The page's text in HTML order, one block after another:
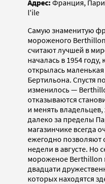
Адрес: Франция,
l'ile
Самую знаменитую
мороженого
считают лучшей в
началась в 1954
открылась
Бертильона. Спустя
изменилось —
отказываются
и менять владельцев,
далеко за пределы
магазинчике всегда
ежегодно позволяют
недели в августе. Но
мороженое
двадцати
которых находятся